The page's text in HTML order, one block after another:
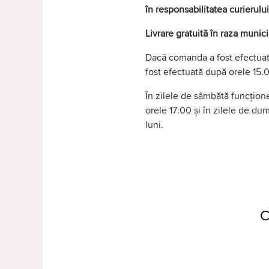
în responsabilitatea
Livrare gratuită în raza
Dacă comanda a fost
fost efectuată după orele
În zilele de sâmbătă
orele 17:00 și în zilele de
luni.